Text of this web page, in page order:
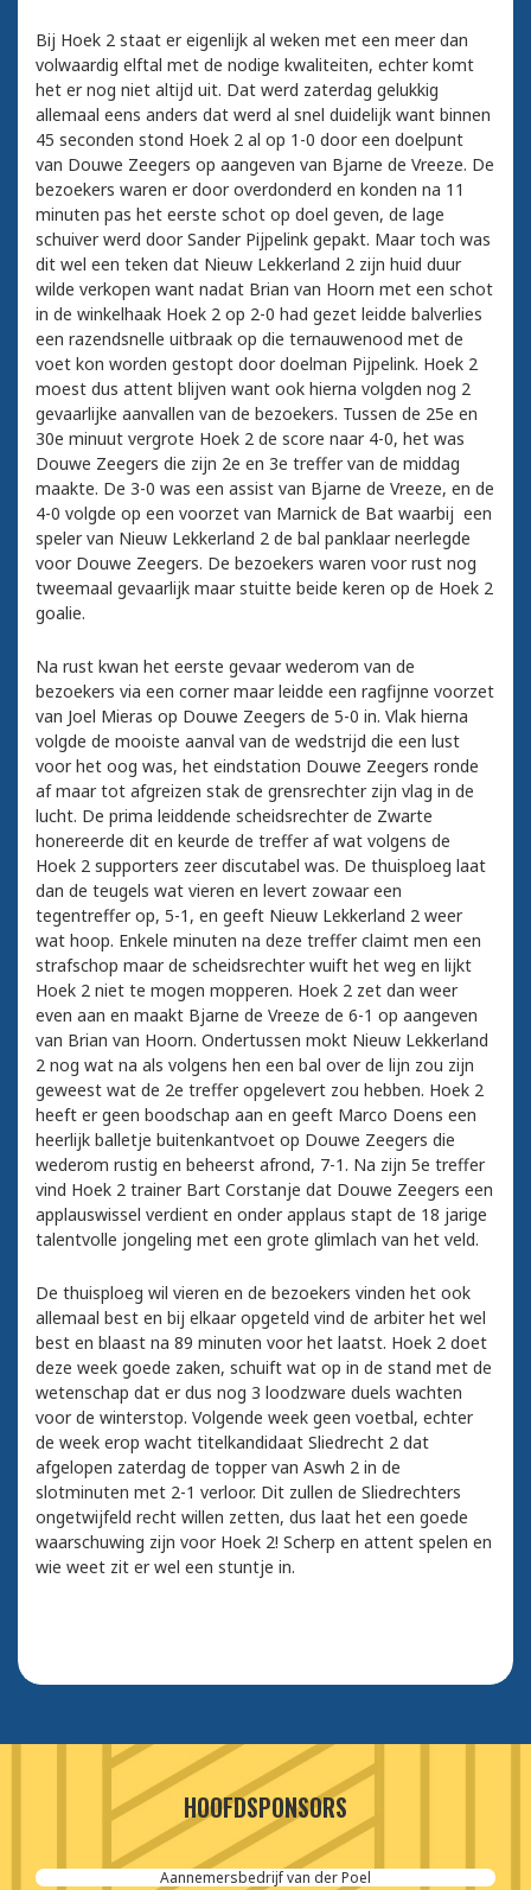
Bij Hoek 2 staat er eigenlijk al weken met een meer dan
volwaardig elftal met de nodige kwaliteiten, echter komt
het er nog niet altijd uit. Dat werd zaterdag gelukkig
allemaal eens anders dat werd al snel duidelijk want binnen
45 seconden stond Hoek 2 al op 1-0 door een doelpunt
van Douwe Zeegers op aangeven van Bjarne de Vreeze. De
bezoekers waren er door overdonderd en konden na 11
minuten pas het eerste schot op doel geven, de lage
schuiver werd door Sander Pijpelink gepakt. Maar toch was
dit wel een teken dat Nieuw Lekkerland 2 zijn huid duur
wilde verkopen want nadat Brian van Hoorn met een schot
in de winkelhaak Hoek 2 op 2-0 had gezet leidde balverlies
een razendsnelle uitbraak op die ternauwenood met de
voet kon worden gestopt door doelman Pijpelink. Hoek 2
moest dus attent blijven want ook hierna volgden nog 2
gevaarlijke aanvallen van de bezoekers. Tussen de 25e en
30e minuut vergrote Hoek 2 de score naar 4-0, het was
Douwe Zeegers die zijn 2e en 3e treffer van de middag
maakte. De 3-0 was een assist van Bjarne de Vreeze, en de
4-0 volgde op een voorzet van Marnick de Bat waarbij een
speler van Nieuw Lekkerland 2 de bal panklaar neerlegde
voor Douwe Zeegers. De bezoekers waren voor rust nog
tweemaal gevaarlijk maar stuitte beide keren op de Hoek 2
goalie.
Na rust kwan het eerste gevaar wederom van de
bezoekers via een corner maar leidde een ragfijnne voorzet
van Joel Mieras op Douwe Zeegers de 5-0 in. Vlak hierna
volgde de mooiste aanval van de wedstrijd die een lust
voor het oog was, het eindstation Douwe Zeegers ronde
af maar tot afgreizen stak de grensrechter zijn vlag in de
lucht. De prima leiddende scheidsrechter de Zwarte
honereerde dit en keurde de treffer af wat volgens de
Hoek 2 supporters zeer discutabel was. De thuisploeg laat
dan de teugels wat vieren en levert zowaar een
tegentreffer op, 5-1, en geeft Nieuw Lekkerland 2 weer
wat hoop. Enkele minuten na deze treffer claimt men een
strafschop maar de scheidsrechter wuift het weg en lijkt
Hoek 2 niet te mogen mopperen. Hoek 2 zet dan weer
even aan en maakt Bjarne de Vreeze de 6-1 op aangeven
van Brian van Hoorn. Ondertussen mokt Nieuw Lekkerland
2 nog wat na als volgens hen een bal over de lijn zou zijn
geweest wat de 2e treffer opgelevert zou hebben. Hoek 2
heeft er geen boodschap aan en geeft Marco Doens een
heerlijk balletje buitenkantvoet op Douwe Zeegers die
wederom rustig en beheerst afrond, 7-1. Na zijn 5e treffer
vind Hoek 2 trainer Bart Corstanje dat Douwe Zeegers een
applauswissel verdient en onder applaus stapt de 18 jarige
talentvolle jongeling met een grote glimlach van het veld.
De thuisploeg wil vieren en de bezoekers vinden het ook
allemaal best en bij elkaar opgeteld vind de arbiter het wel
best en blaast na 89 minuten voor het laatst. Hoek 2 doet
deze week goede zaken, schuift wat op in de stand met de
wetenschap dat er dus nog 3 loodzware duels wachten
voor de winterstop. Volgende week geen voetbal, echter
de week erop wacht titelkandidaat Sliedrecht 2 dat
afgelopen zaterdag de topper van Aswh 2 in de
slotminuten met 2-1 verloor. Dit zullen de Sliedrechters
ongetwijfeld recht willen zetten, dus laat het een goede
waarschuwing zijn voor Hoek 2! Scherp en attent spelen en
wie weet zit er wel een stuntje in.
HOOFDSPONSORS
Aannemersbedrijf van der Poel